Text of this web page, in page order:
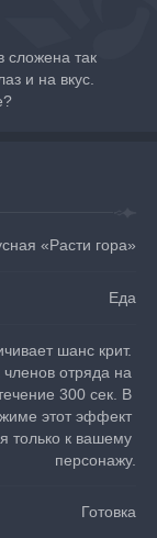
сложена так
и на вкус.
«Расти гора»
Еда
шанс крит.
отряда на
300 сек. В
этот эффект
только к вашему
персонажу.
Готовка